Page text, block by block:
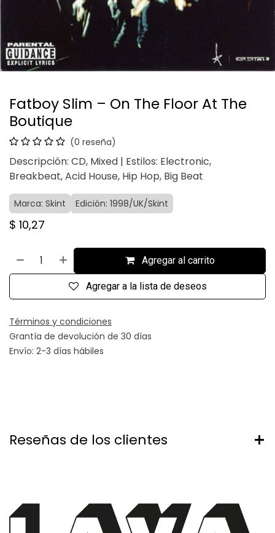
Fatboy Slim – On The Floor At The
Boutique
(0 reseña)
Descripción: CD, Mixed | Estilos: Electronic,
Breakbeat, Acid House, Hip Hop, Big Beat
Marca: Skint Edición: 1998/UK/Skint
$ 10,27
Agregar al carrito
Agregar a la lista de deseos
Términos y condiciones
Grantía de devolución de 30 días
Envío: 2-3 días hábiles
Reseñas de los clientes